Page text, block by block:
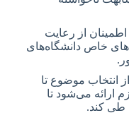
اطمینان از رعایت
خاص دانشگاه‌های
انتخاب موضوع تا
ارائه می‌شود تا
طی کند.